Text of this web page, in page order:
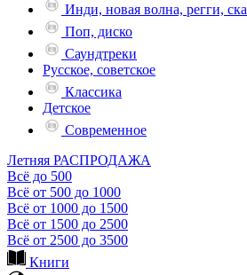
Инди, новая волна, регги, ска
Поп, диско
Саундтреки
Русское, советское
Классика
Детское
Современное
Летняя РАСПРОДАЖА
Всё до 500
Всё от 500 до 1000
Всё от 1000 до 1500
Всё от 1500 до 2500
Всё от 2500 до 3500
Книги